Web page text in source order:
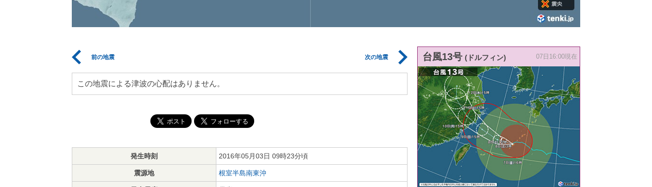
前の地震 次の地震
この地震による津波の心配はありません。
発生時刻 2016年05月03日 09時23分頃
震源地 根室半島南東沖
台風13号 (ドルフィン) 07日16:00現在